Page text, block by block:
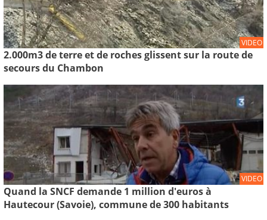
VIDEO
2.000m3 de terre et de roches glissent sur la route de
secours du Chambon
VIDEO
Quand la SNCF demande 1 million d'euros à
Hautecour (Savoie), commune de 300 habitants